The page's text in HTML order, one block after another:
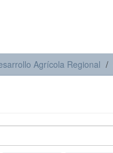
Agrícola Regional